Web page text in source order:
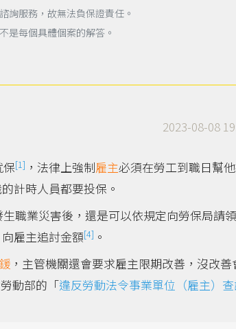
詢服務，故無法負保證責任。
是每個具體個案的解答。
2023-08-08
[1] ，法律上強制雇主必須在勞工到職日幫
計時人員都要投保。
職業災害後，還是可以依規定向勞保局請
雇主追討金額[4] 。
，主管機關還會要求雇主限期改善，沒改善
動部的「違反勞動法令事業單位（雇主）